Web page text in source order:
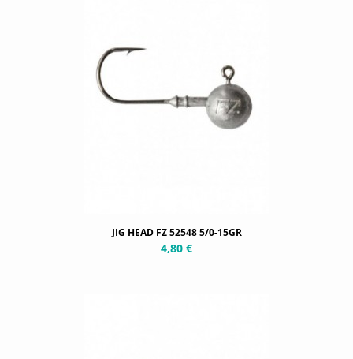
JIG HEAD FZ 52548 5/0-15GR
4,80 €